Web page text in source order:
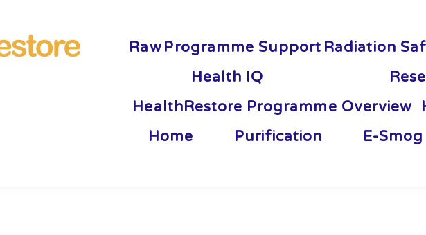
Raw Programme Support Radiation
Health IQ
HealthRestore Programme Overview
Home
Purification E-Smog